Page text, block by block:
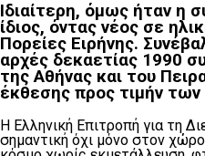
Ιδιαίτερη, όμως ήταν η
ίδιος, όντας νέος σε
Πορείες Ειρήνης.
αρχές δεκαετίας 1990
της Αθήνας και του
έκθεσης προς τιμήν
Η Ελληνική Επιτροπή για τη
σημαντική όχι μόνο στον